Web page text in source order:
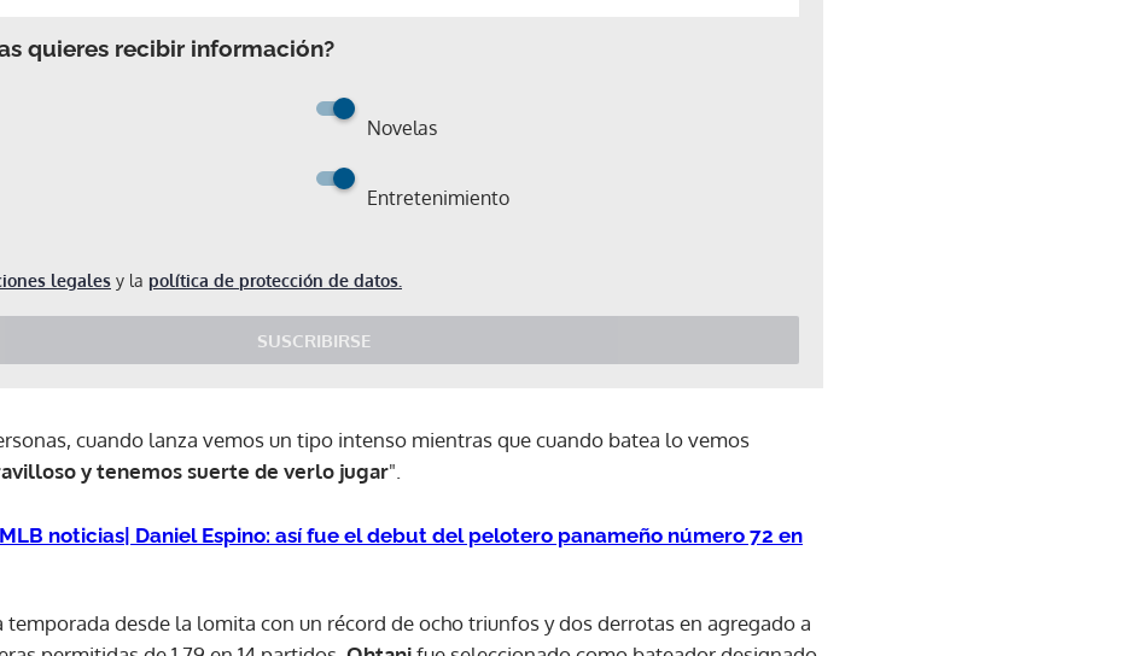
quieres recibir información?
Novelas
Entretenimiento
legales y la política de protección de datos.
SUSCRIBIRSE
cuando lanza vemos un tipo intenso mientras que cuando batea lo vemos
y tenemos suerte de verlo jugar".
MLB noticias| Daniel Espino: así fue el debut del pelotero panameño número 72 en
temporada desde la lomita con un récord de ocho triunfos y dos derrotas en agregado a